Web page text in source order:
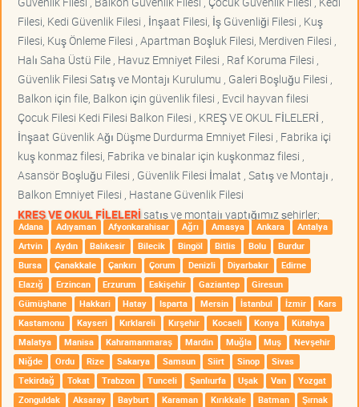
Filesi, Kedi Güvenlik Filesi , İnşaat Filesi, İş Güvenliği Filesi , Kuş
Filesi, Kuş Önleme Filesi , Apartman Boşluk Filesi, Merdiven Filesi ,
Halı Saha Üstü File , Havuz Emniyet Filesi , Raf Koruma Filesi ,
Güvenlik Filesi Satış ve Montajı Kurulumu , Galeri Boşluğu Filesi ,
Balkon için file, Balkon için güvenlik filesi , Evcil hayvan filesi
Çocuk Filesi Kedi Filesi Balkon Filesi , KREŞ VE OKUL FİLELERİ ,
İnşaat Güvenlik Ağı Düşme Durdurma Emniyet Filesi , Fabrika içi
kuş konmaz filesi, Fabrika ve binalar için kuşkonmaz filesi ,
Asansör Boşluğu Filesi , Güvenlik Filesi İmalat , Satış ve Montajı ,
Balkon Emniyet Filesi , Hastane Güvenlik Filesi
KREŞ VE OKUL FİLELERİsatış ve montajı yaptığımız şehirler;
Adana Adıyaman Afyonkarahisar Ağrı Amasya Ankara
Antalya
Artvin
Aydın Balıkesir Bilecik Bingöl Bitlis Bolu
Burdur
Bursa
Çanakkale Çankırı Çorum Denizli Diyarbakır
Edirne
Elazığ
Erzincan Erzurum Eskişehir Gaziantep
Giresun
Gümüşhane
Hakkari Hatay Isparta Mersin İstanbul İzmir
Kars
Kastamonu
Kayseri Kırklareli Kırşehir Kocaeli Konya
Kütahya
Malatya
Manisa Kahramanmaraş Mardin Muğla Muş
Nevşehir
Niğde
Ordu Rize Sakarya Samsun Siirt Sinop
Sivas
Tekirdağ
Tokat Trabzon Tunceli Şanlıurfa Uşak Van
Yozgat
Zonguldak
Aksaray Bayburt Karaman Kırıkkale Batman
Şırnak